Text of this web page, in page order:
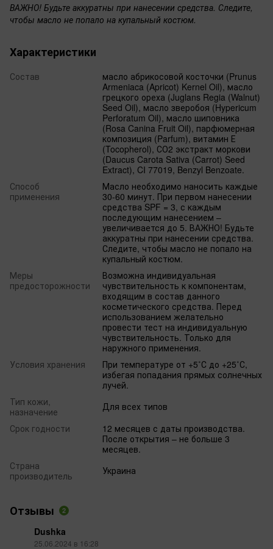
ВАЖНО! Будьте аккуратны при нанесении средства. Следите,
чтобы масло не попало на купальный костюм.
Характеристики
Состав
масло абрикосовой косточки (Prunus
Armeniaca (Apricot) Kernel Oil), масло
грецкого ореха (Juglans Regia (Walnut)
Seed Oil), масло зверобоя (Hypericum
Perforatum Oil), масло шиповника
(Rosa Canina Fruit Oil), парфюмерная
композиция (Parfum), витамин Е
(Tocopherol), СО2 экстракт моркови
(Daucus Carota Sativa (Carrot) Seed
Extract), CI 77019, Benzyl Benzoate.
Способ
применения
Масло необходимо наносить каждые
30-60 минут. При первом нанесении
средства SPF = 3, с каждым
последующим нанесением –
увеличивается до 5. ВАЖНО! Будьте
аккуратны при нанесении средства.
Следите, чтобы масло не попало на
купальный костюм.
Меры
предосторожности
Возможна индивидуальная
чувствительность к компонентам,
входящим в состав данного
косметического средства. Перед
использованием желательно
провести тест на индивидуальную
чувствительность. Только для
наружного применения.
Условия хранения
При температуре от +5˚С до +25˚С,
избегая попадания прямых солнечных
лучей.
Тип кожи,
назначение
Для всех типов
Срок годности
12 месяцев с даты производства.
После открытия – не больше 3
месяцев.
Страна
производитель
Украина
Отзывы 2
Dushka
25.06.2024 в 16:28